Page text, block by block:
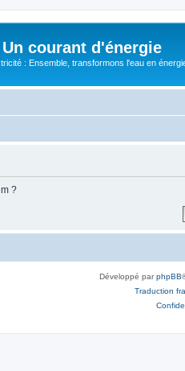
Un courant d'énergie
: Ensemble, transformons l'eau en
?
Développé parphpBB
Traduction